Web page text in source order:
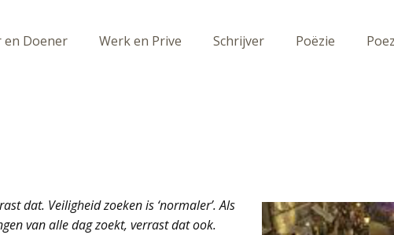
en Doener Werk en Prive Schrijver Poëzie
dat. Veiligheid zoeken is ‘normaler’. Als
van alle dag zoekt, verrast dat ook.